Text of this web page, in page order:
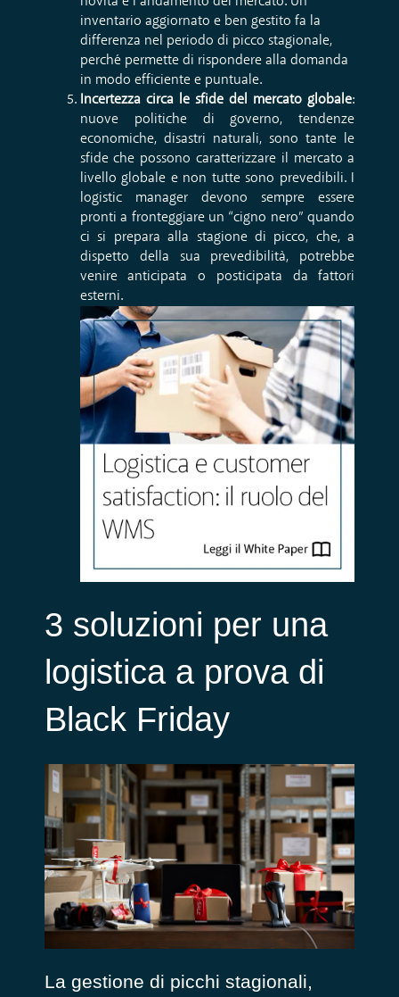
inventario aggiornato e ben gestito fa la
differenza nel periodo di picco stagionale,
perché permette di rispondere alla domanda
in modo efficiente e puntuale.
Incertezza circa le sfide del mercato globale:
nuove politiche di governo, tendenze
economiche, disastri naturali, sono tante le
sfide che possono caratterizzare il mercato a
livello globale e non tutte sono prevedibili. I
logistic manager devono sempre essere
pronti a fronteggiare un “cigno nero” quando
ci si prepara alla stagione di picco, che, a
dispetto della sua prevedibilità, potrebbe
venire anticipata o posticipata da fattori
esterni.
3 soluzioni per una
logistica a prova di
Black Friday
La gestione di picchi stagionali,